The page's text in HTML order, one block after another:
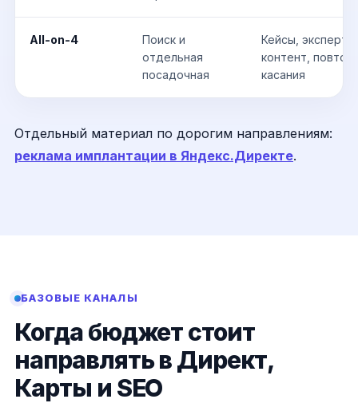
All-on-4
Поиск и
отдельная
посадочная
Кейсы,
контент,
касания
Отдельный материал по дорогим направлениям:
реклама имплантации в Яндекс.Директе.
БАЗОВЫЕ КАНАЛЫ
Когда бюджет стоит
направлять в Директ,
Карты и SEO